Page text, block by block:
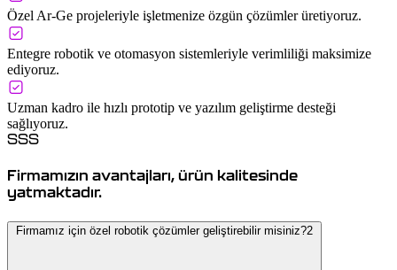
Özel Ar-Ge projeleriyle işletmenize özgün çözümler üretiyoruz.
Entegre robotik ve otomasyon sistemleriyle verimliliği maksimize
ediyoruz.
Uzman kadro ile hızlı prototip ve yazılım geliştirme desteği
sağlıyoruz.
SSS
Firmamızın avantajları, ürün kalitesinde
yatmaktadır.
Firmamız için özel robotik çözümler geliştirebilir misiniz?2